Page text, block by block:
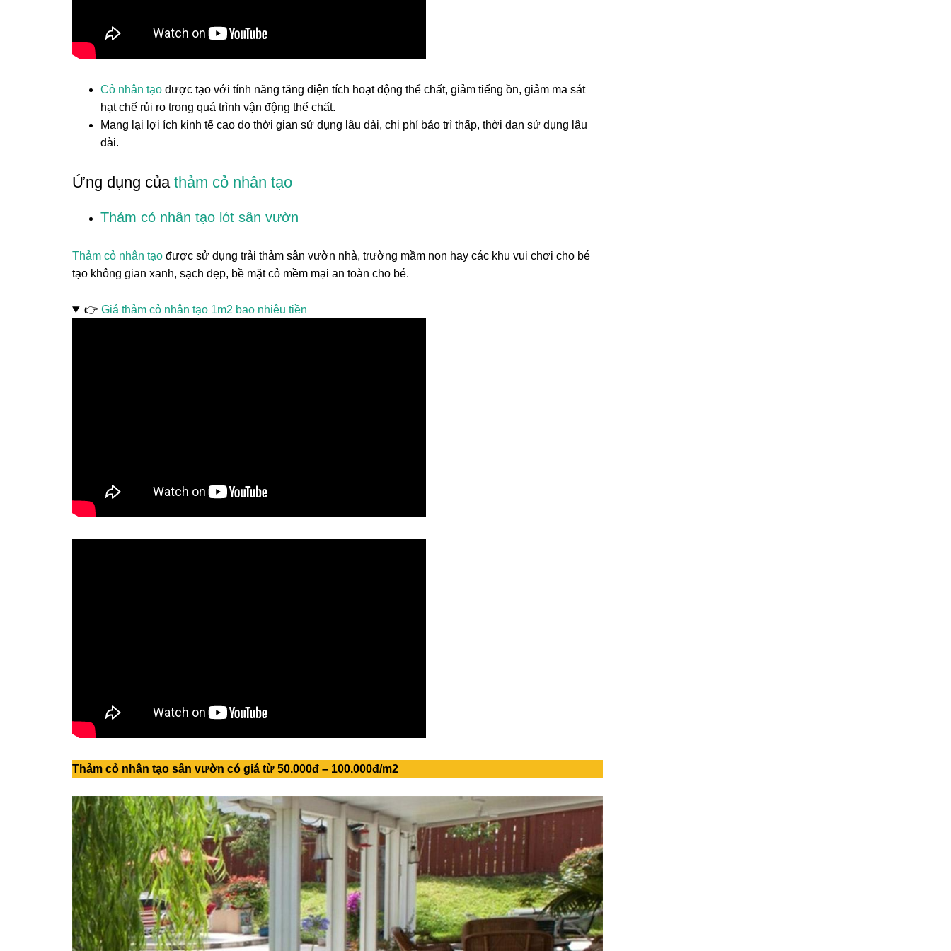
Cỏ nhân tạo được tạo với tính năng tăng diện tích hoạt động thể chất, giảm tiếng ồn, giảm ma sát
hạt chế rủi ro trong quá trình vận động thể chất.
Mang lại lợi ích kinh tế cao do thời gian sử dụng lâu dài, chi phí bảo trì thấp, thời dan sử dụng lâu
dài.
Ứng dụng của thảm cỏ nhân tạo
Thảm cỏ nhân tạo lót sân vườn
Thảm cỏ nhân tạo được sử dụng trải thảm sân vườn nhà, trường mầm non hay các khu vui chơi cho bé
tạo không gian xanh, sạch đẹp, bề mặt cỏ mềm mại an toàn cho bé.
👉 Giá thảm cỏ nhân tạo 1m2 bao nhiêu tiền
Thảm cỏ nhân tạo sân vườn có giá từ 50.000đ – 100.000đ/m2